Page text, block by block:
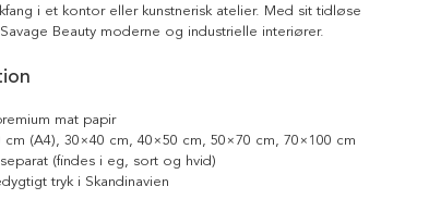
i et kontor eller kunstnerisk atelier. Med sit tidløse
Beauty moderne og industrielle interiører.
mat papir
cm (A4), 30×40 cm, 40×50 cm, 50×70 cm, 70×100 cm
(findes i eg, sort og hvid)
tryk i Skandinavien